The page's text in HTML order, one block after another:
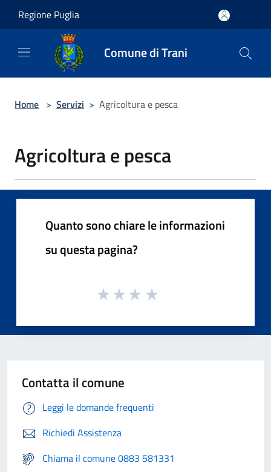
Regione Puglia
Comune di Trani
Home > Servizi > Agricoltura e pesca
Agricoltura e pesca
Quanto sono chiare le informazioni
su questa pagina?
Contatta il comune
Leggi le domande frequenti
Richiedi Assistenza
Chiama il comune 0883 581331